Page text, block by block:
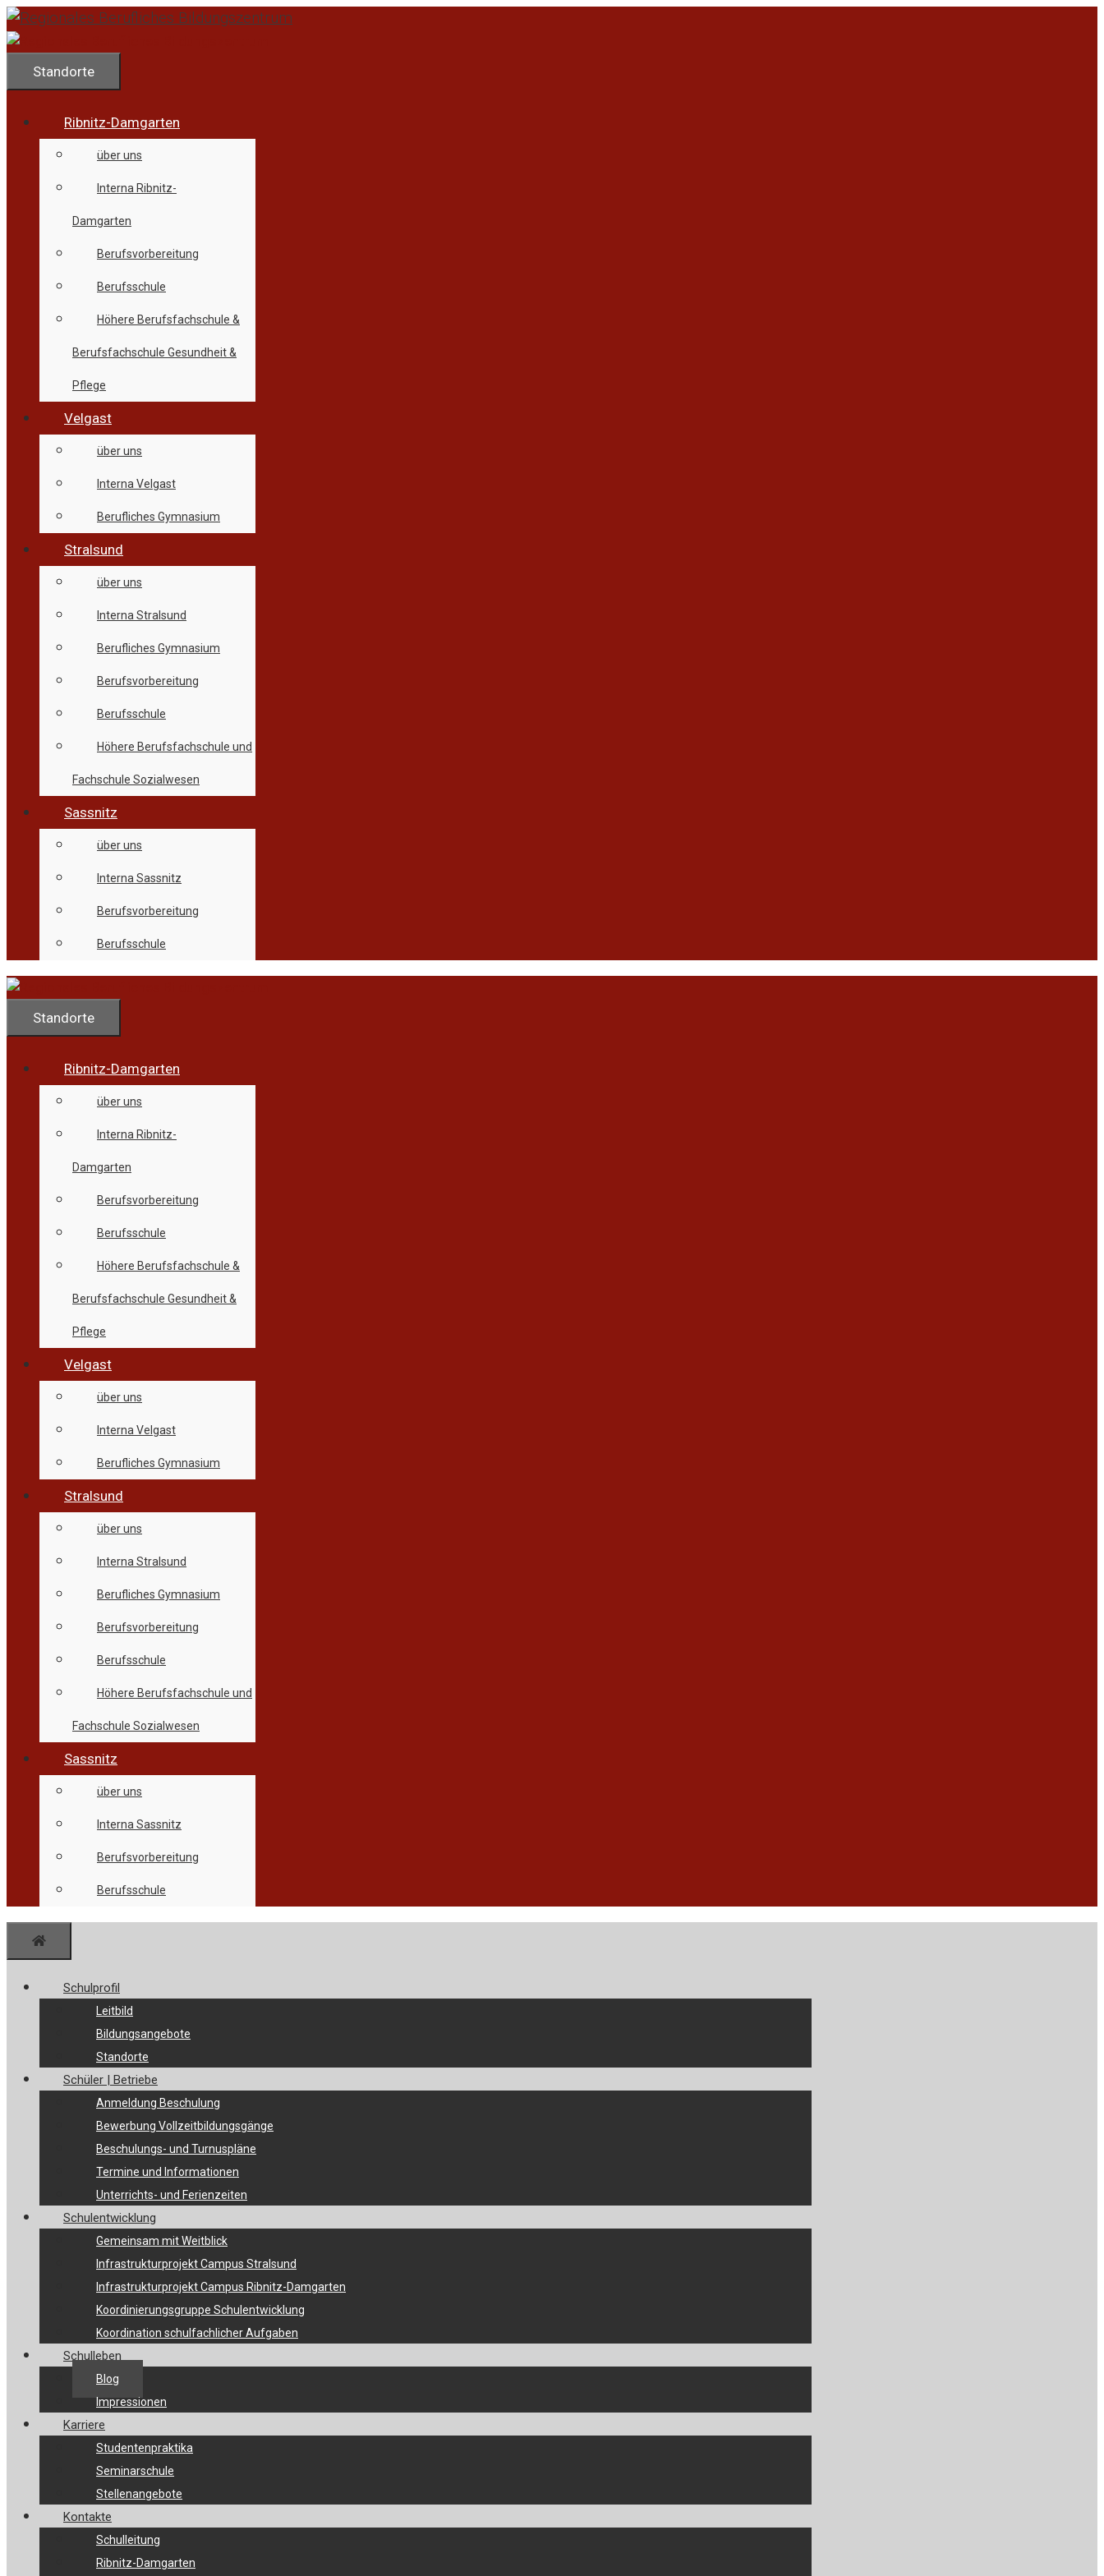
Zum
Inhalt
springenStandorte
Ribnitz-Damgarten
über uns
Interna Ribnitz-
Damgarten
Berufsvorbereitung
Berufsschule
Höhere Berufsfachschule &
Berufsfachschule Gesundheit &
Pflege
Velgast
über uns
Interna Velgast
Berufliches Gymnasium
Stralsund
über uns
Interna Stralsund
Berufliches Gymnasium
Berufsvorbereitung
Berufsschule
Höhere Berufsfachschule und
Fachschule Sozialwesen
Sassnitz
über uns
Interna Sassnitz
Berufsvorbereitung
Berufsschule
Standorte
Ribnitz-Damgarten
über uns
Interna Ribnitz-
Damgarten
Berufsvorbereitung
Berufsschule
Höhere Berufsfachschule &
Berufsfachschule Gesundheit &
Pflege
Velgast
über uns
Interna Velgast
Berufliches Gymnasium
Stralsund
über uns
Interna Stralsund
Berufliches Gymnasium
Berufsvorbereitung
Berufsschule
Höhere Berufsfachschule und
Fachschule Sozialwesen
Sassnitz
über uns
Interna Sassnitz
Berufsvorbereitung
Berufsschule
Schulprofil
Leitbild
Bildungsangebote
Standorte
Schüler | Betriebe
Anmeldung Beschulung
Bewerbung Vollzeitbildungsgänge
Beschulungs- und Turnuspläne
Termine und Informationen
Unterrichts- und Ferienzeiten
Schulentwicklung
Gemeinsam mit Weitblick
Infrastrukturprojekt Campus Stralsund
Infrastrukturprojekt Campus Ribnitz-Damgarten
Koordinierungsgruppe Schulentwicklung
Koordination schulfachlicher Aufgaben
Schulleben
Blog
Impressionen
Karriere
Studentenpraktika
Seminarschule
Stellenangebote
Kontakte
Schulleitung
Ribnitz-Damgarten